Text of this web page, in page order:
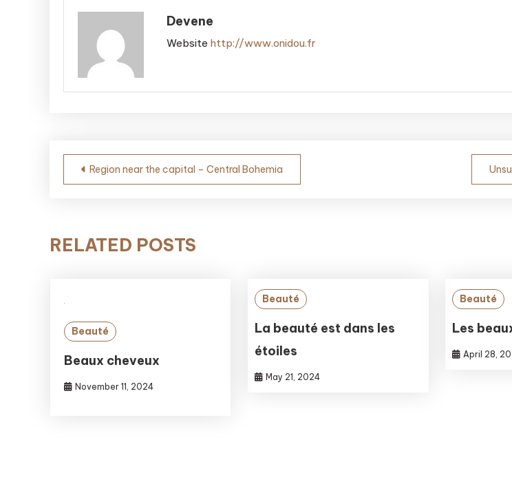
Devene
Website http://www.onidou.fr
Post
Region near the capital – Central Bohemia
RELATED POSTS
Beauté
Beaux cheveux
November 11, 2024
Beauté
La beauté est dans les
étoiles
May 21, 2024
Beauté
Les
April 28,